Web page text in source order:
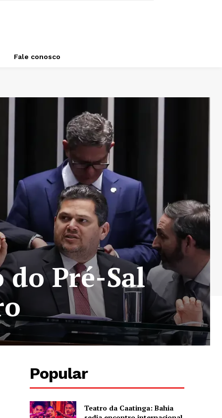
Fale conosco
do Pré-Sal
Popular
Teatro da Caatinga: Bahia